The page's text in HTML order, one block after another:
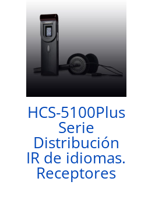
HCS-5100Plus
Serie
Distribución
IR de idiomas.
Receptores